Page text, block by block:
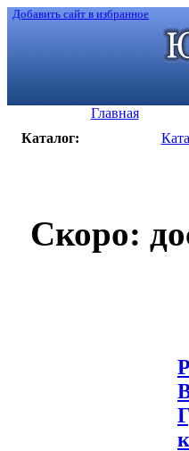
Добавить сайт в избранное
Главная
Каталог:
Скоро: